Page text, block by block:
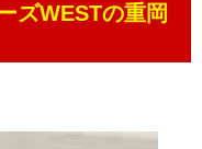
ズWESTの重岡